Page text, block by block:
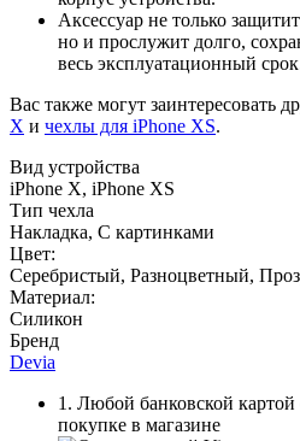
Аксессуар не только
но и прослужит долго,
весь эксплуатационный
Вас также могут заинтересовать
X и чехлы для iPhone XS.
Вид устройства
iPhone X, iPhone XS
Тип чехла
Накладка, С картинками
Цвет:
Серебристый, Разноцветный,
Материал:
Силикон
Бренд
Devia
1. Любой банковской
покупке в магазине